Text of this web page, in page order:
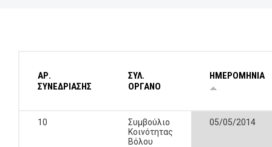
ΑΡ.
ΣΥΝΕΔΡΙΑΣΗΣ
ΣΥΛ.
ΟΡΓΑΝΟ
ΗΜΕΡΟΜΗΝΙΑ
10
Συμβούλιο
Κοινότητας
Βόλου
05/05/2014